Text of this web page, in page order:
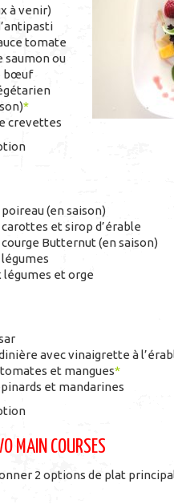
à venir)
tomate
saumon ou
bœuf
*
crevettes
(en saison)
et sirop d’érable
Butternut (en saison)
légumes et orge
avec vinaigrette à
tomates et mangues*
et mandarines
MAIN COURSES
2 options de plat